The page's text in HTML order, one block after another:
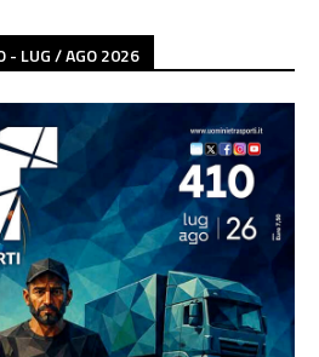
- LUG / AGO 2026